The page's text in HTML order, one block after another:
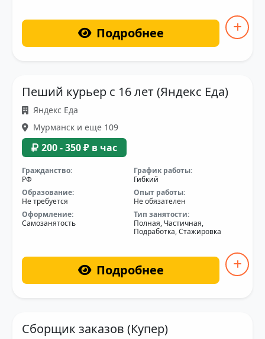
Подробнее
Пеший курьер с 16 лет (Яндекс Еда)
Яндекс Еда
Мурманск и еще 109
200 - 350 ₽ в час
Гражданство:
РФ
График работы:
Гибкий
Образование:
Не требуется
Опыт работы:
Не обязателен
Оформление:
Самозанятость
Тип занятости:
Полная, Частичная,
Подработка, Стажировка
Подробнее
Сборщик заказов (Купер)